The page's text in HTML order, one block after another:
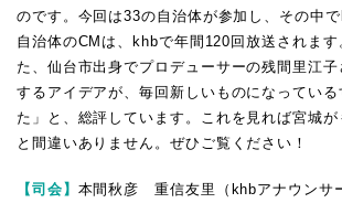
のです。今回は33の自治体が参加し、その中
自治体のCMは、khbで年間120回放送されます
た、仙台市出身でプロデューサーの残間里江
するアイデアが、毎回新しいものになっている
た」と、総評しています。これを見れば宮城
と間違いありません。ぜひご覧ください！
【司会】 本間秋彦 重信友里（khbアナウンサ